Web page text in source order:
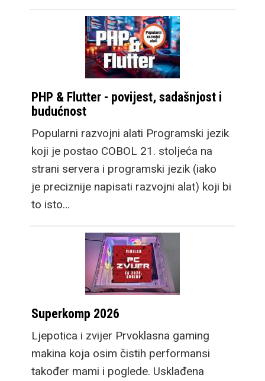
PHP & Flutter - povijest, sadašnjost i
budućnost
Popularni razvojni alati Programski jezik
koji je postao COBOL 21. stoljeća na
strani servera i programski jezik (iako
je preciznije napisati razvojni alat) koji bi
to isto…
Superkomp 2026
Ljepotica i zvijer Prvoklasna gaming
makina koja osim čistih performansi
također mami i poglede. Usklađena